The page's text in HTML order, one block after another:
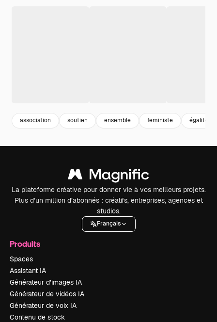
association soutien ensemble feministe égalité
La plateforme créative pour donner vie à vos meilleurs projets.
Plus d’un million d’abonnés : créatifs, entreprises, agences et
studios.
Français
Produits
Spaces
Assistant IA
Générateur d’images IA
Générateur de vidéos IA
Générateur de voix IA
Contenu de stock